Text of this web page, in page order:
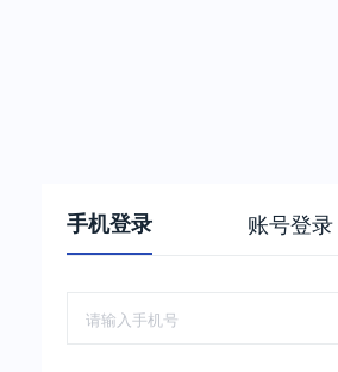
手机登录 账号登录